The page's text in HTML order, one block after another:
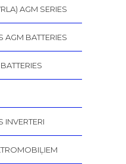
AGM SERIES
AGM BATTERIES
INVERTERI